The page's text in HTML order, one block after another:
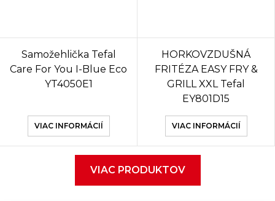
Samožehlička Tefal
Care For You I-Blue Eco
YT4050E1
VIAC INFORMÁCIÍ
HORKOVZDUŠNÁ
FRITÉZA EASY FRY &
GRILL XXL Tefal
EY801D15
VIAC INFORMÁCIÍ
VIAC PRODUKTOV